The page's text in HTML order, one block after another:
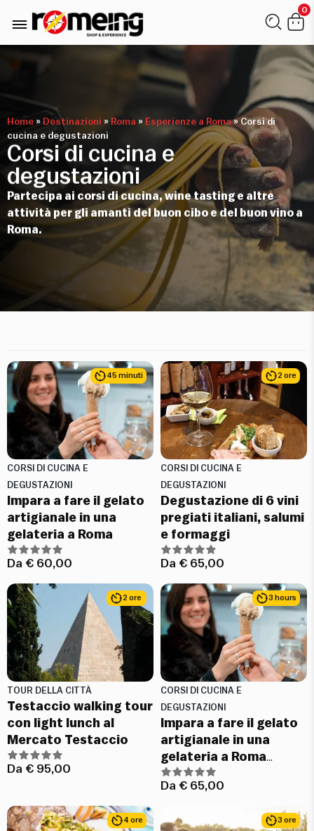
0
Home » Destinazioni » Roma » Esperienze a Roma» Corsi di
cucina e degustazioni
Corsi di cucina e
degustazioni
Partecipa ai corsi di cucina, wine tasting e altre
attività per gli amanti del buon cibo e del buon vino a
Roma.
45 minuti
CORSI DI CUCINA E
DEGUSTAZIONI
Impara a fare il gelato
artigianale in una
gelateria a Roma
Da € 60,00
2 ore
CORSI DI CUCINA E
DEGUSTAZIONI
Degustazione di 6 vini
pregiati italiani, salumi
e formaggi
Da € 65,00
2 ore
TOUR DELLA CITTÀ
Testaccio walking tour
con light lunch al
Mercato Testaccio
Da € 95,00
3 hours
CORSI DI CUCINA E
DEGUSTAZIONI
Impara a fare il gelato
artigianale in una
gelateria a Roma
(Copy) (Copy)
Da € 65,00
4 ore 3 ore